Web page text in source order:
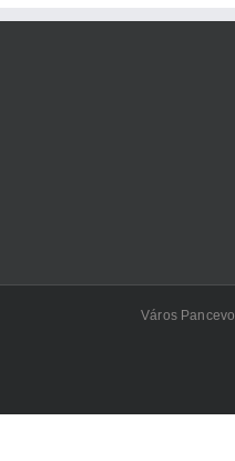
Város